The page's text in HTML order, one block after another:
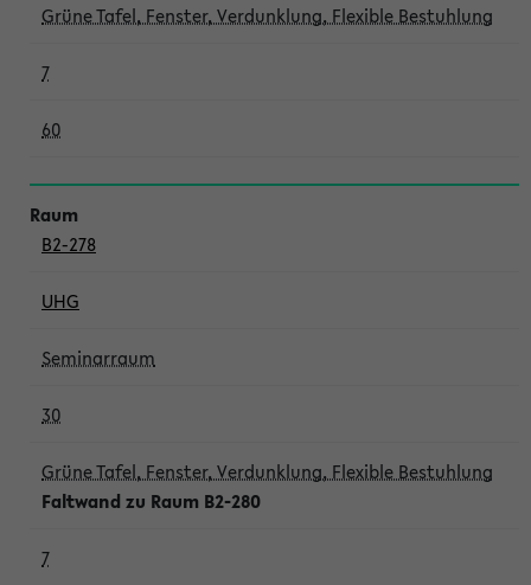
Grüne Tafel, Fenster, Verdunklung, Flexible Bestuhlung
7
60
B2-278
UHG
Seminarraum
30
Grüne Tafel, Fenster, Verdunklung, Flexible Bestuhlung
Faltwand zu Raum B2-280
7